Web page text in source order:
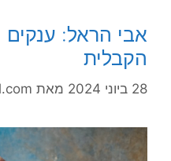
אבי הראל: ענקים
הקבלית
28 ביוני 2024 מאת